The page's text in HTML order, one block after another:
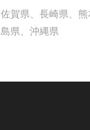
佐賀県 長崎県 熊
県 沖縄県